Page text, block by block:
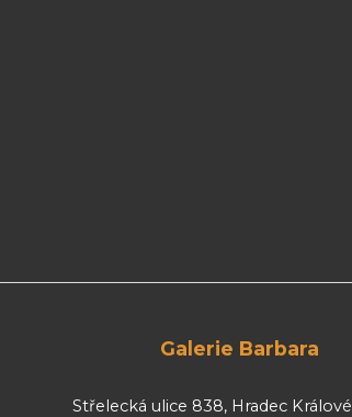
Galerie Barbara
Střelecká ulice 838, Hradec Králové